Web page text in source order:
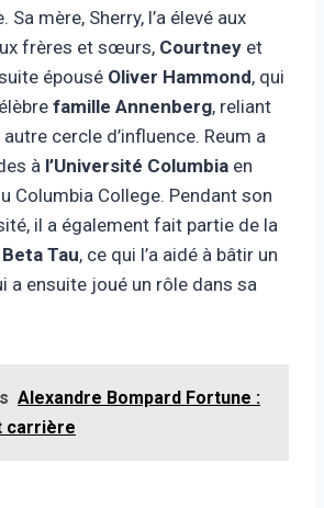
Sa mère, Sherry, l’a élevé aux
frères et sœurs, Courtney et
épousé Oliver Hammond, qui
famille Annenberg, reliant
cercle d’influence. Reum a
à l’Université Columbia en
Columbia College. Pendant son
il a également fait partie de la
Tau, ce qui l’a aidé à bâtir un
a ensuite joué un rôle dans sa
Alexandre Bompard Fortune :
carrière